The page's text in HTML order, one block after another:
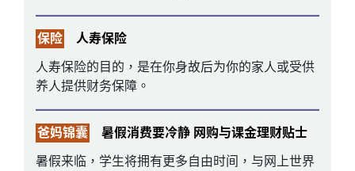
保险
人寿保险
人寿保险的目的，是在你身故后为你的家人或受供
养人提供财务保障。
爸妈锦囊
暑假消费要冷静 网购与课金理财贴士
暑假来临，学生将拥有更多自由时间，与网上世界